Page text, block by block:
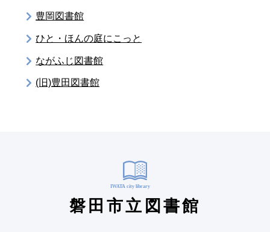
豊岡図書館
ひと・ほんの庭にこっと
ながふじ図書館
(旧)豊田図書館
磐田市立図書館